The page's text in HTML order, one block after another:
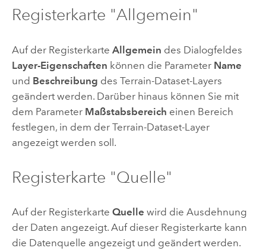
Registerkarte "Allgemein"
Auf der Registerkarte Allgemein des Dialogfeldes
Layer-Eigenschaften können die Parameter Name
und Beschreibung des Terrain-Dataset-Layers
geändert werden. Darüber hinaus können Sie mit
dem Parameter Maßstabsbereich einen Bereich
festlegen, in dem der Terrain-Dataset-Layer
angezeigt werden soll.
Registerkarte "Quelle"
Auf der Registerkarte Quelle wird die Ausdehnung
der Daten angezeigt. Auf dieser Registerkarte kann
die Datenquelle angezeigt und geändert werden.